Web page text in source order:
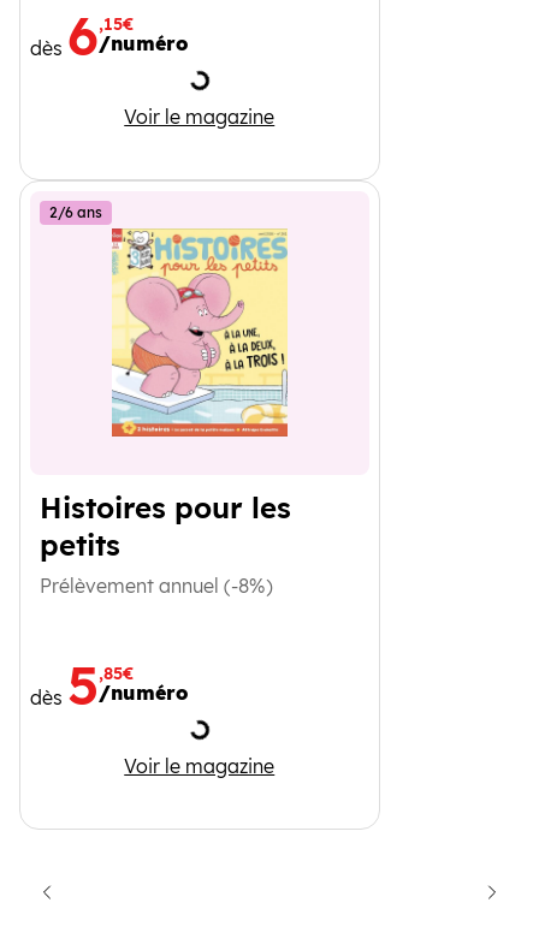
dès 6,15€
/numéro
Chargement
Voir le magazine
Kolala
Histoires pour les
petits
2/6 ans
Prélèvement annuel (-8%)
dès 5,85€
/numéro
Chargement
Voir le magazineHistoires pour les petits